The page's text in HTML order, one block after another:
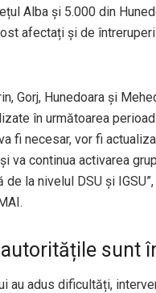
Alba și 5.000 din
afectați și de
Gorj, Hunedoara și
în următoarea
fi necesar, vor fi
va continua activarea
la nivelul DSU și
sunt
au adus dificultăți,